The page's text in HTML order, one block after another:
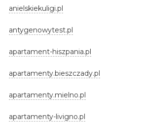
anielskiekuligi.pl
antygenowytest.pl
apartament-hiszpania.pl
apartamenty.bieszczady.pl
apartamenty.mielno.pl
apartamenty-livigno.pl